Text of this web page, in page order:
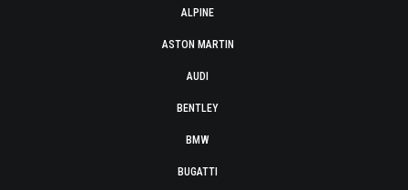
ALPINE
ASTON MARTIN
AUDI
BENTLEY
BMW
BUGATTI